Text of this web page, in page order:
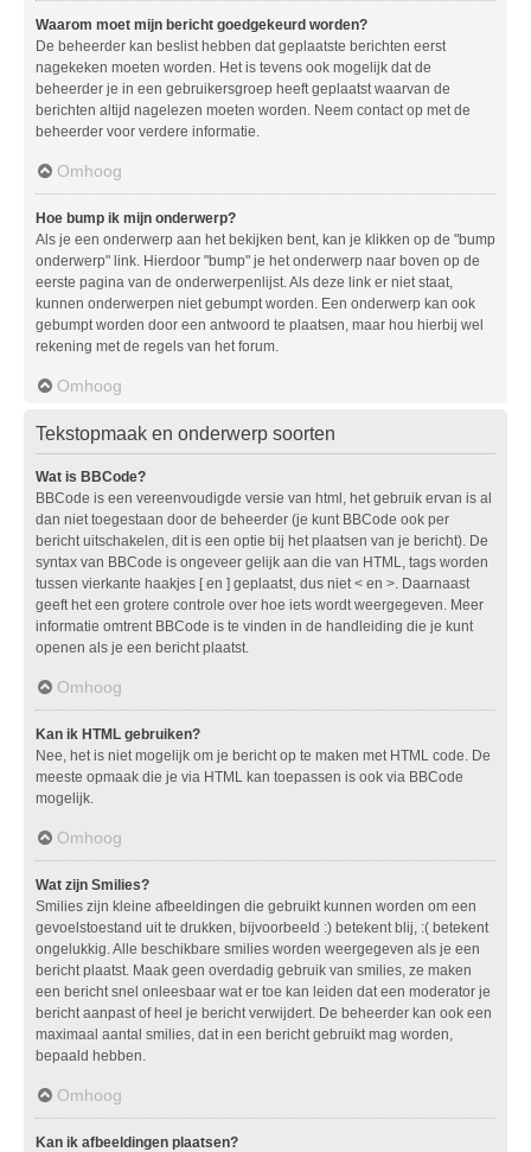
Waarom moet mijn bericht goedgekeurd worden?
De beheerder kan beslist hebben dat geplaatste berichten eerst
nagekeken moeten worden. Het is tevens ook mogelijk dat de
beheerder je in een gebruikersgroep heeft geplaatst waarvan de
berichten altijd nagelezen moeten worden. Neem contact op met de
beheerder voor verdere informatie.
Omhoog
Hoe bump ik mijn onderwerp?
Als je een onderwerp aan het bekijken bent, kan je klikken op de "bump
onderwerp" link. Hierdoor "bump" je het onderwerp naar boven op de
eerste pagina van de onderwerpenlijst. Als deze link er niet staat,
kunnen onderwerpen niet gebumpt worden. Een onderwerp kan ook
gebumpt worden door een antwoord te plaatsen, maar hou hierbij wel
rekening met de regels van het forum.
Omhoog
Tekstopmaak en onderwerp soorten
Wat is BBCode?
BBCode is een vereenvoudigde versie van html, het gebruik ervan is al
dan niet toegestaan door de beheerder (je kunt BBCode ook per
bericht uitschakelen, dit is een optie bij het plaatsen van je bericht). De
syntax van BBCode is ongeveer gelijk aan die van HTML, tags worden
tussen vierkante haakjes [ en ] geplaatst, dus niet < en >. Daarnaast
geeft het een grotere controle over hoe iets wordt weergegeven. Meer
informatie omtrent BBCode is te vinden in de handleiding die je kunt
openen als je een bericht plaatst.
Omhoog
Kan ik HTML gebruiken?
Nee, het is niet mogelijk om je bericht op te maken met HTML code. De
meeste opmaak die je via HTML kan toepassen is ook via BBCode
mogelijk.
Omhoog
Wat zijn Smilies?
Smilies zijn kleine afbeeldingen die gebruikt kunnen worden om een
gevoelstoestand uit te drukken, bijvoorbeeld :) betekent blij, :( betekent
ongelukkig. Alle beschikbare smilies worden weergegeven als je een
bericht plaatst. Maak geen overdadig gebruik van smilies, ze maken
een bericht snel onleesbaar wat er toe kan leiden dat een moderator je
bericht aanpast of heel je bericht verwijdert. De beheerder kan ook een
maximaal aantal smilies, dat in een bericht gebruikt mag worden,
bepaald hebben.
Omhoog
Kan ik afbeeldingen plaatsen?